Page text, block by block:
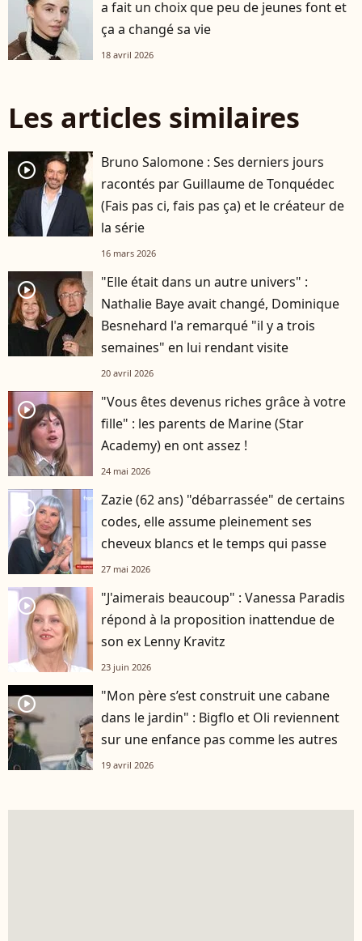
a fait un choix que peu de jeunes font et
ça a changé sa vie
18 avril 2026
Les articles similaires
player2
Bruno Salomone : Ses derniers jours
racontés par Guillaume de Tonquédec
(Fais pas ci, fais pas ça) et le créateur de
la série
16 mars 2026
player2
"Elle était dans un autre univers" :
Nathalie Baye avait changé, Dominique
Besnehard l'a remarqué "il y a trois
semaines" en lui rendant visite
20 avril 2026
player2
"Vous êtes devenus riches grâce à votre
fille" : les parents de Marine (Star
Academy) en ont assez !
24 mai 2026
player2
Zazie (62 ans) "débarrassée" de certains
codes, elle assume pleinement ses
cheveux blancs et le temps qui passe
27 mai 2026
player2
"J'aimerais beaucoup" : Vanessa Paradis
répond à la proposition inattendue de
son ex Lenny Kravitz
23 juin 2026
player2
"Mon père s’est construit une cabane
dans le jardin" : Bigflo et Oli reviennent
sur une enfance pas comme les autres
19 avril 2026